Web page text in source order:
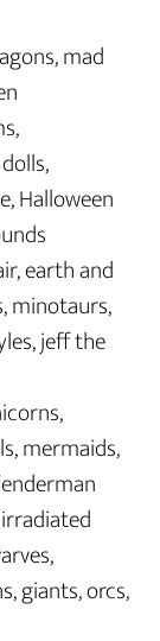
mad
Halloween
earth and
minotaurs,
jeff the
mermaids,
giants, orcs,